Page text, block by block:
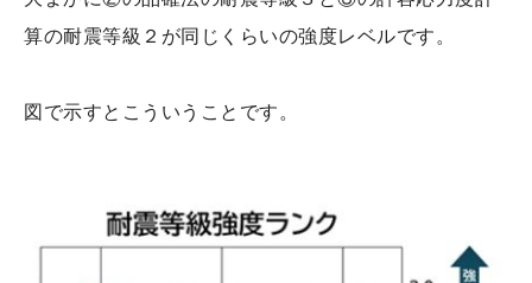
算の耐震等級２が同じくらいの強度レベルです。
図で示すとこういうことです。